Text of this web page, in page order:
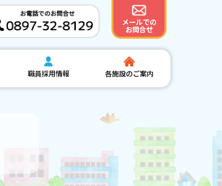
メールでの
お問合せ
職員採用情報 各施設のご案内